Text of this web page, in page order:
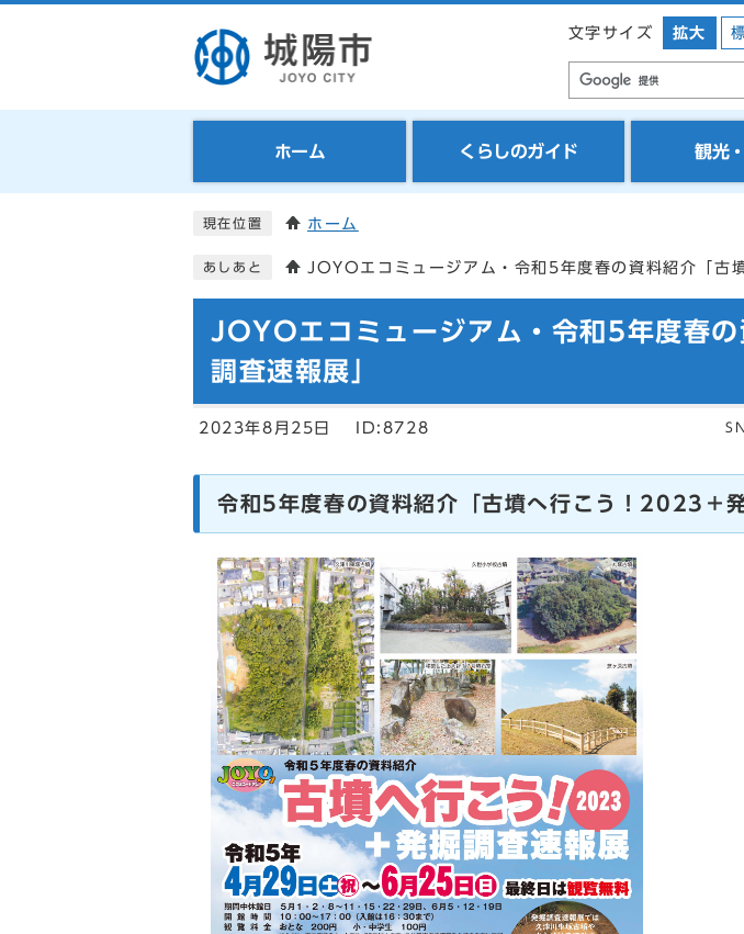
文字サイズ 拡大
ホーム くらしのガイド 観光
現在位置 ホーム
あしあと JOYOエコミュージアム・令和5年度春の資料紹介「古
JOYOエコミュージアム・令和5年度春
調査速報展」
2023年8月25日 ID:8728
令和5年度春の資料紹介「古墳へ行こう！2023＋